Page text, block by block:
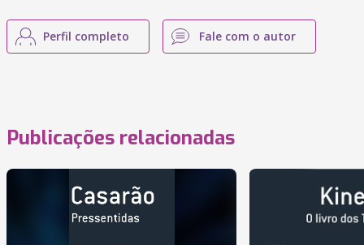
Perfil completo Fale com o autor
Publicações relacionadas